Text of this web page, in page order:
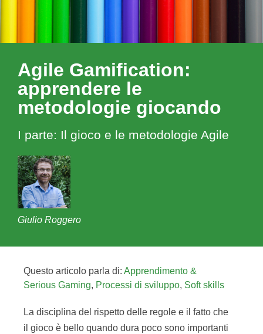
Agile Gamification:
apprendere le
metodologie giocando
I parte: Il gioco e le metodologie Agile
Giulio Roggero
Questo articolo parla di: Apprendimento &
Serious Gaming, Processi di sviluppo, Soft skills
La disciplina del rispetto delle regole e il fatto che
il gioco è bello quando dura poco sono importanti